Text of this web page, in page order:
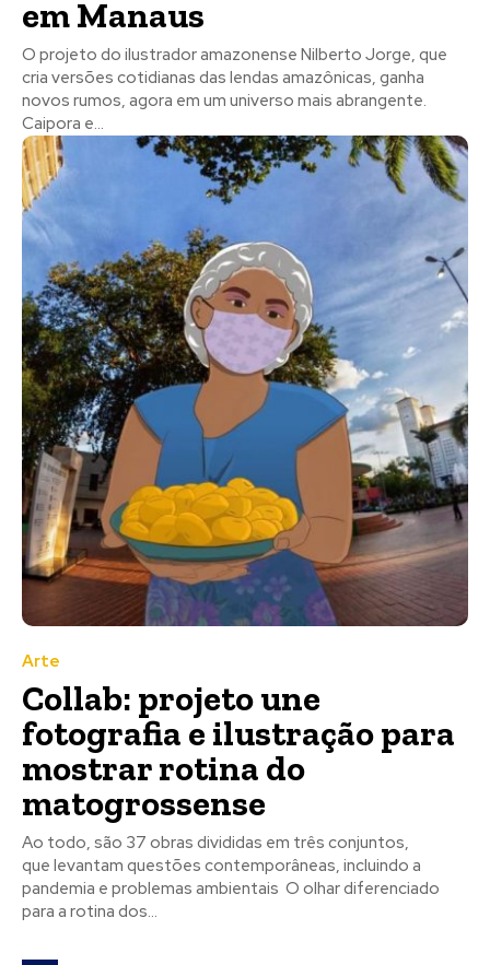
em Manaus
O projeto do ilustrador amazonense Nilberto Jorge, que
cria versões cotidianas das lendas amazônicas, ganha
novos rumos, agora em um universo mais abrangente.
Caipora e...
Arte
Collab: projeto une
fotografia e ilustração para
mostrar rotina do
matogrossense
Ao todo, são 37 obras divididas em três conjuntos,
que levantam questões contemporâneas, incluindo a
pandemia e problemas ambientais O olhar diferenciado
para a rotina dos...